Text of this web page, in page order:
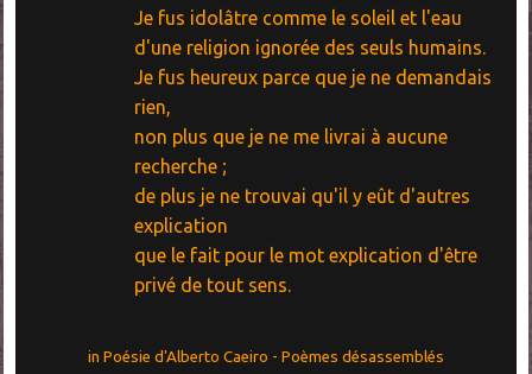
Je fus idolâtre comme le soleil et l'eau
d'une religion ignorée des seuls humains.
Je fus heureux parce que je ne demandais
rien,
non plus que je ne me livrai à aucune
recherche ;
de plus je ne trouvai qu'il y eût d'autres
explication
que le fait pour le mot explication d'être
privé de tout sens.
in Poésie d'Alberto Caeiro - Poèmes désassemblés